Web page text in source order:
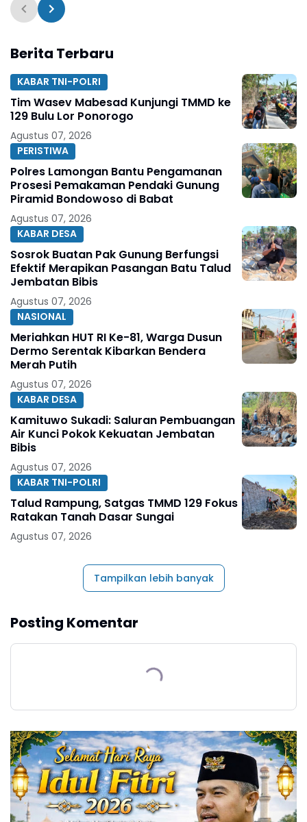
Berita Terbaru
KABAR TNI-POLRI
Tim Wasev Mabesad Kunjungi TMMD ke
129 Bulu Lor Ponorogo
Agustus 07, 2026
PERISTIWA
Polres Lamongan Bantu Pengamanan
Prosesi Pemakaman Pendaki Gunung
Piramid Bondowoso di Babat
Agustus 07, 2026
KABAR DESA
Sosrok Buatan Pak Gunung Berfungsi
Efektif Merapikan Pasangan Batu Talud
Jembatan Bibis
Agustus 07, 2026
NASIONAL
Meriahkan HUT RI Ke-81, Warga Dusun
Dermo Serentak Kibarkan Bendera
Merah Putih
Agustus 07, 2026
KABAR DESA
Kamituwo Sukadi: Saluran Pembuangan
Air Kunci Pokok Kekuatan Jembatan
Bibis
Agustus 07, 2026
KABAR TNI-POLRI
Talud Rampung, Satgas TMMD 129 Fokus
Ratakan Tanah Dasar Sungai
Agustus 07, 2026
Tampilkan lebih banyak
Posting Komentar